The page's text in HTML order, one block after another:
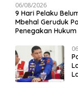
06/08/2026
9 Hari Pelaku
Mbehal Geruduk
Penegakan